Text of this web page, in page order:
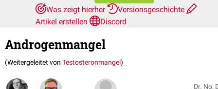
Was zeigt hierher
Versionsgeschichte
Artikel erstellen
Discord
Androgenmangel
(Weitergeleitet von Testosteronmangel)
Dr. No,